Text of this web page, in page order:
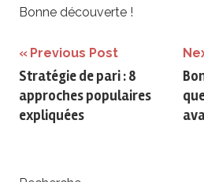
Bonne découverte !
Navigation
de
l’article
Previous Post
Stratégie de pari : 8
approches populaires
expliquées